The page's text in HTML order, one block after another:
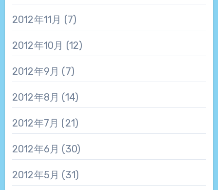
2012年11月 (7)
2012年10月 (12)
2012年9月 (7)
2012年8月 (14)
2012年7月 (21)
2012年6月 (30)
2012年5月 (31)